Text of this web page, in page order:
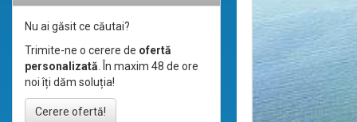
Nu ai găsit ce căutai?
Trimite-ne o cerere de ofertă
personalizată. În maxim 48 de ore
noi îți dăm soluția!
Cerere ofertă!